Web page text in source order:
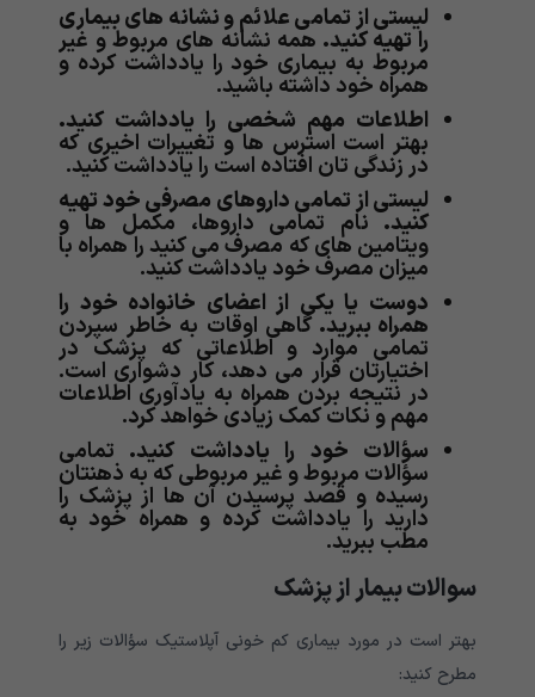
لیستی از تمامی علائم و نشانه های بیماری
را تهیه کنید. همه نشانه های مربوط و غیر
مربوط به بیماری خود را یادداشت کرده و
همراه خود داشته باشید.
اطلاعات مهم شخصی را یادداشت کنید.
بهتر است استرس ها و تغییرات اخیری که
در زندگی تان افتاده است را یادداشت کنید.
لیستی از تمامی داروهای مصرفی خود تهیه
کنید. نام تمامی داروها، مکمل ها و
ویتامین های که مصرف می کنید را همراه با
میزان مصرف خود یادداشت کنید.
دوست یا یکی از اعضای خانواده خود را
همراه ببرید. گاهی اوقات به خاطر سپردن
تمامی موارد و اطلاعاتی که پزشک در
اختیارتان قرار می دهد، کار دشواری است.
در نتیجه بردن همراه به یادآوری اطلاعات
مهم و نکات کمک زیادی خواهد کرد.
سؤالات خود را یادداشت کنید. تمامی
سؤالات مربوط و غیر مربوطی که به ذهنتان
رسیده و قصد پرسیدن آن ها از پزشک را
دارید را یادداشت کرده و همراه خود به
مطب ببرید.
سوالات بیمار از پزشک
بهتر است در مورد بیماری کم خونی آپلاستیک سؤالات زیر را
مطرح کنید: